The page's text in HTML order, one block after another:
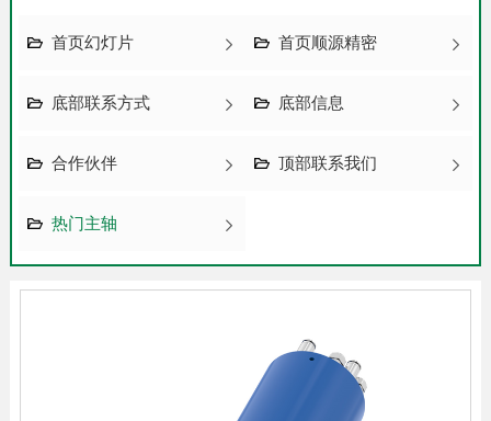
首页幻灯片 首页顺源精密
底部联系方式 底部信息
合作伙伴 顶部联系我们
热门主轴